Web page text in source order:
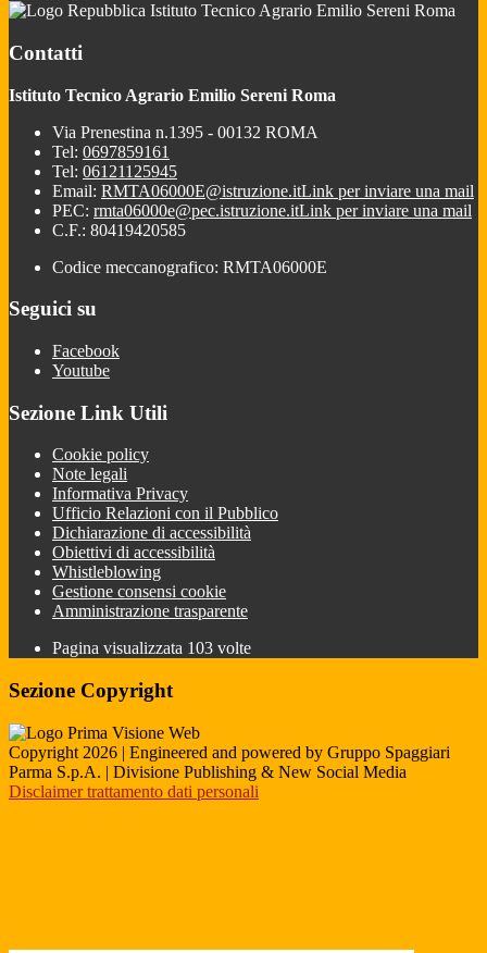
Istituto Tecnico Agrario Emilio Sereni Roma
Contatti
Istituto Tecnico Agrario Emilio Sereni Roma
Via Prenestina n.1395 - 00132 ROMA
Tel: 0697859161
Tel: 06121125945
Email: RMTA06000E@istruzione.itLink per inviare una mail
PEC: rmta06000e@pec.istruzione.itLink per inviare una mail
C.F.: 80419420585
Codice meccanografico: RMTA06000E
Seguici su
Facebook
Youtube
Sezione Link Utili
Cookie policy
Note legali
Informativa Privacy
Ufficio Relazioni con il Pubblico
Dichiarazione di accessibilità
Obiettivi di accessibilità
Whistleblowing
Gestione consensi cookie
Amministrazione trasparente
Pagina visualizzata 103 volte
Sezione Copyright
Copyright 2026 | Engineered and powered by Gruppo Spaggiari
Parma S.p.A. | Divisione Publishing & New Social Media
Disclaimer trattamento dati personali